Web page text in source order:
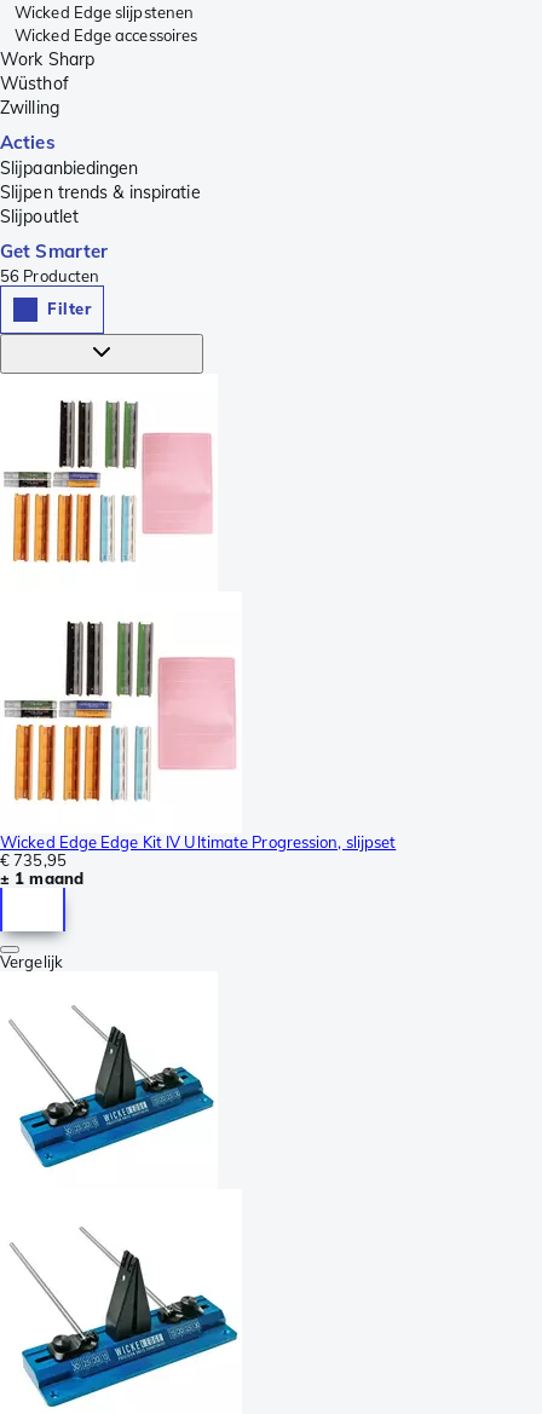
Wicked Edge slijpstenen
Wicked Edge accessoires
Work Sharp
Wüsthof
Zwilling
Acties
Slijpaanbiedingen
Slijpen trends & inspiratie
Slijpoutlet
Get Smarter
56 Producten
Filter
Wicked Edge Edge Kit IV Ultimate Progression, slijpset
€ 735,95
± 1 maand
Vergelijk